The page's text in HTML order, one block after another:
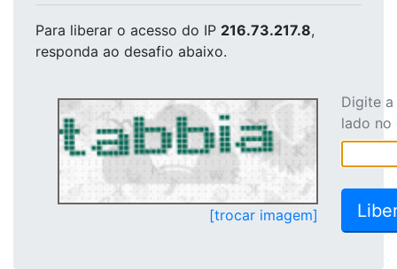
Para liberar o acesso do IP 216.73.217.8,
responda ao desafio abaixo.
[trocar imagem]
Digite
lado no